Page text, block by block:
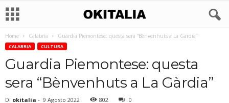
Home Calabria Guardia Piemontese: questa sera “Bènvenhuts a La Gàrdia”
CALABRIA CULTURA
Guardia Piemontese: questa
sera “Bènvenhuts a La Gàrdia”
Di okitalia - 9 Agosto 2022 802 0